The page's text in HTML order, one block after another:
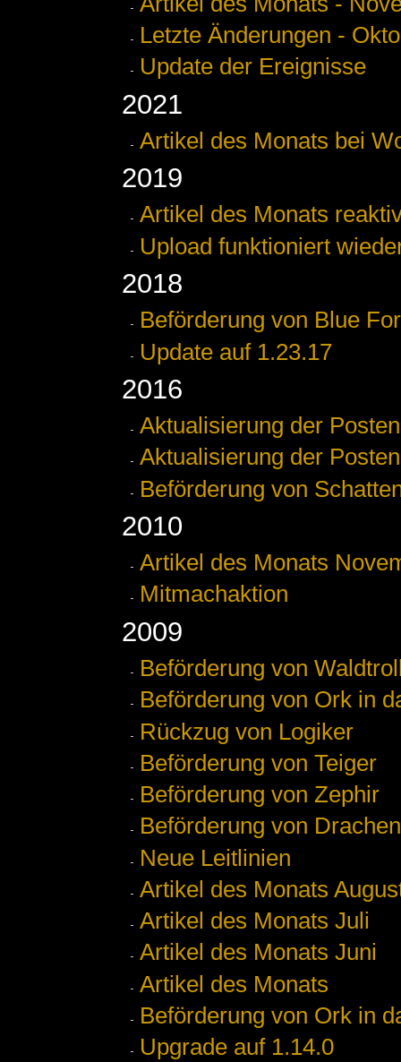
Letzte Änderungen -
Update der Ereignisse
2021
Artikel des Monats bei
2019
Artikel des Monats
Upload funktioniert
2018
Beförderung von Blue
Update auf 1.23.17
2016
Aktualisierung der
Aktualisierung der Posten
Beförderung von
2010
Artikel des Monats
Mitmachaktion
2009
Beförderung von
Beförderung von Ork in
Rückzug von Logiker
Beförderung von Teiger
Beförderung von Zephir
Beförderung von
Neue Leitlinien
Artikel des Monats
Artikel des Monats Juli
Artikel des Monats Juni
Artikel des Monats
Beförderung von Ork in
Upgrade auf 1.14.0